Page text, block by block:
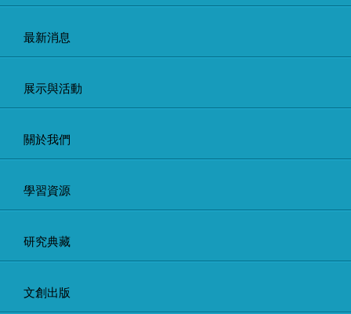
最新消息
展示與活動
關於我們
學習資源
研究典藏
文創出版